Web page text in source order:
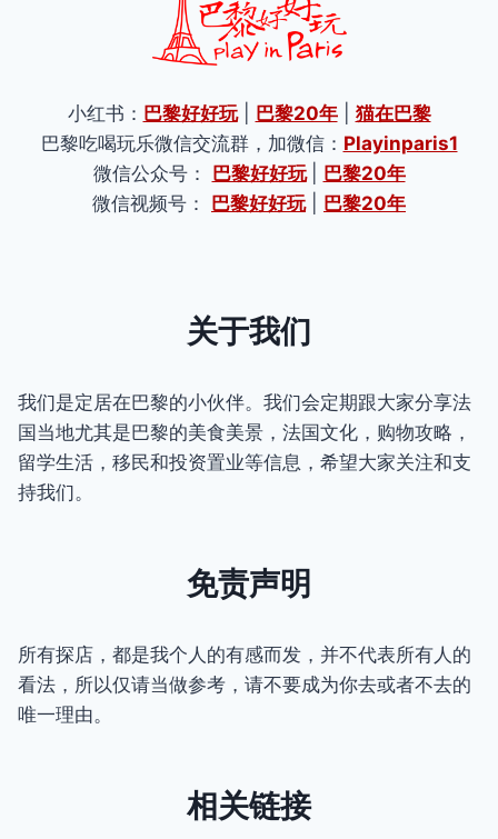
小红书： 巴黎好好玩| 巴黎20年| 猫在巴黎
巴黎吃喝玩乐微信交流群，加微信： Playinparis1
微信公众号： 巴黎好好玩
巴黎20年
微信视频号： 巴黎好好玩| 巴黎20年
关于我们
我们是定居在巴黎的小伙伴。我们会定期跟大家分享法
国当地尤其是巴黎的美食美景，法国文化，购物攻略，
留学生活，移民和投资置业等信息，希望大家关注和支
持我们。
免责声明
所有探店，都是我个人的有感而发，并不代表所有人的
看法，所以仅请当做参考，请不要成为你去或者不去的
唯一理由。
相关链接